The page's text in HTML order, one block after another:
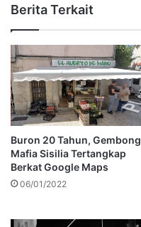
Berita Terkait
Buron 20 Tahun, Gembong
Mafia Sisilia Tertangkap
Berkat Google Maps
06/01/2022